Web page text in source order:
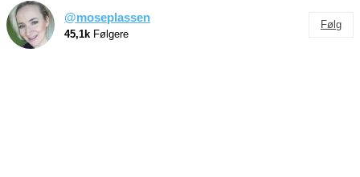
@moseplassen
45,1k Følgere
Følg